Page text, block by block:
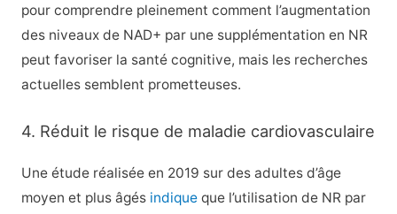
pour comprendre pleinement comment l’augmentation
des niveaux de NAD+ par une supplémentation en NR
peut favoriser la santé cognitive, mais les recherches
actuelles semblent prometteuses.
4. Réduit le risque de maladie cardiovasculaire
Une étude réalisée en 2019 sur des adultes d’âge
moyen et plus âgés indiqueque l’utilisation de NR par